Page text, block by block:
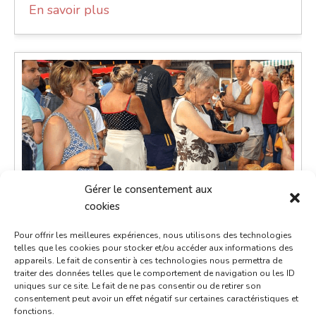
Gérer le consentement aux
cookies
Pour offrir les meilleures expériences, nous utilisons des technologies
telles que les cookies pour stocker et/ou accéder aux informations des
appareils. Le fait de consentir à ces technologies nous permettra de
traiter des données telles que le comportement de navigation ou les ID
uniques sur ce site. Le fait de ne pas consentir ou de retirer son
consentement peut avoir un effet négatif sur certaines caractéristiques et
fonctions.
En savoir plus
Petit marché du dimanche